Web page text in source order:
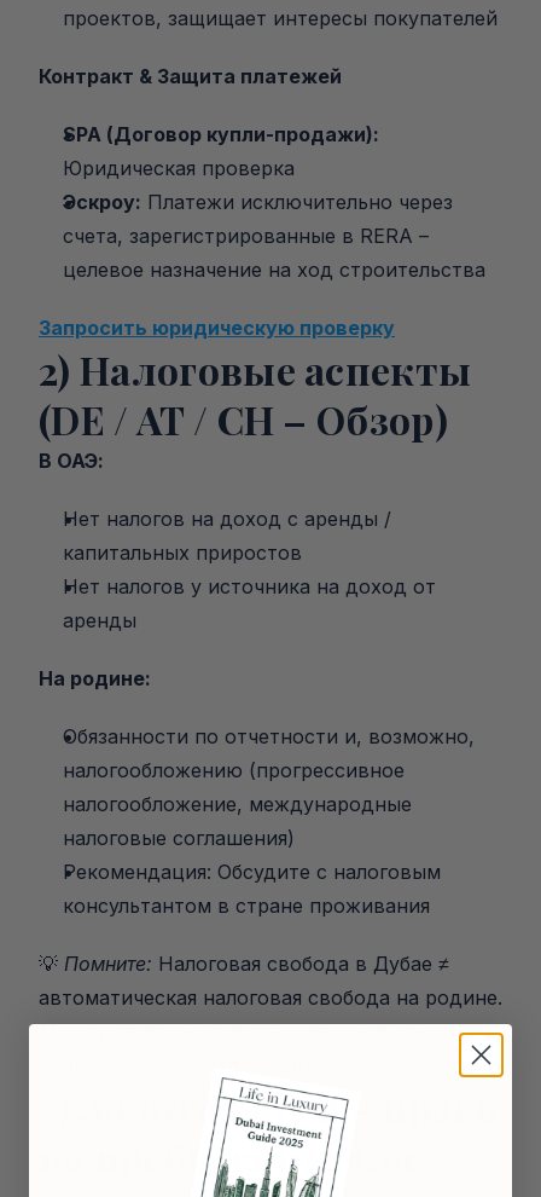
проектов, защищает интересы покупателей
Контракт & Защита платежей
SPA (Договор купли-продажи):
Юридическая проверка
Эскроу: Платежи исключительно через
счета, зарегистрированные в RERA –
целевое назначение на ход строительства
Запросить юридическую проверку
2) Налоговые аспекты
(DE / AT / CH – Обзор)
В ОАЭ:
Нет налогов на доход с аренды /
капитальных приростов
Нет налогов у источника на доход от
аренды
На родине:
Обязанности по отчетности и, возможно,
налогообложению (прогрессивное
налогообложение, международные
налоговые соглашения)
Рекомендация: Обсудите с налоговым
консультантом в стране проживания
💡 Помните: Налоговая свобода в Дубае ≠
автоматическая налоговая свобода на родине.
Международные доходы должны быть
3) Золотая виза – право
на пребывание для